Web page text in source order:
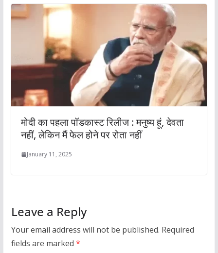
मोदी का पहला पॉडकास्ट रिलीज : मनुष्य हूं, देवता
नहीं, लेकिन मैं फेल होने पर रोता नहीं
January 11, 2025
Leave a Reply
Your email address will not be published. Required
fields are marked *